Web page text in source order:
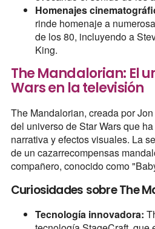
Homenajes
rinde homenaje a
de los 80, incluyendo a
King.
The Mandalorian: El
Wars en la televisión
The Mandalorian, creada por
del universo de Star Wars que
narrativa y efectos visuales. La
de un cazarrecompensas
compañero, conocido como
Curiosidades sobre The
Tecnología innovadora: